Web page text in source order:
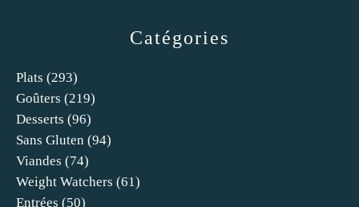
Catégories
Plats (293)
Goûters (219)
Desserts (96)
Sans Gluten (94)
Viandes (74)
Weight Watchers (61)
Entrées (50)